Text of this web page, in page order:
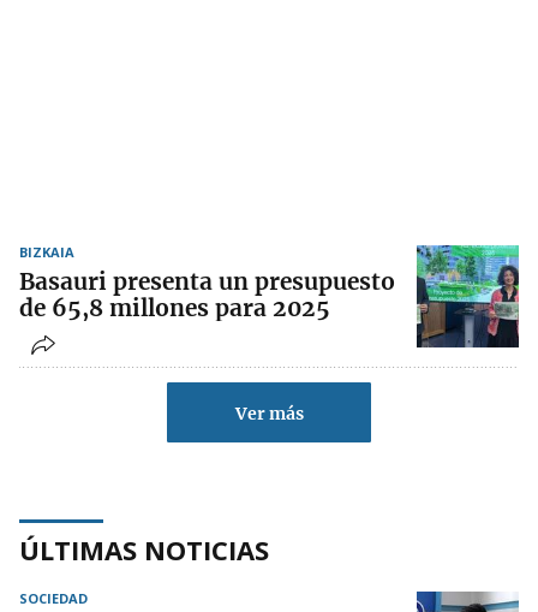
BIZKAIA
Basauri presenta un presupuesto
de 65,8 millones para 2025
Ver más
ÚLTIMAS NOTICIAS
SOCIEDAD